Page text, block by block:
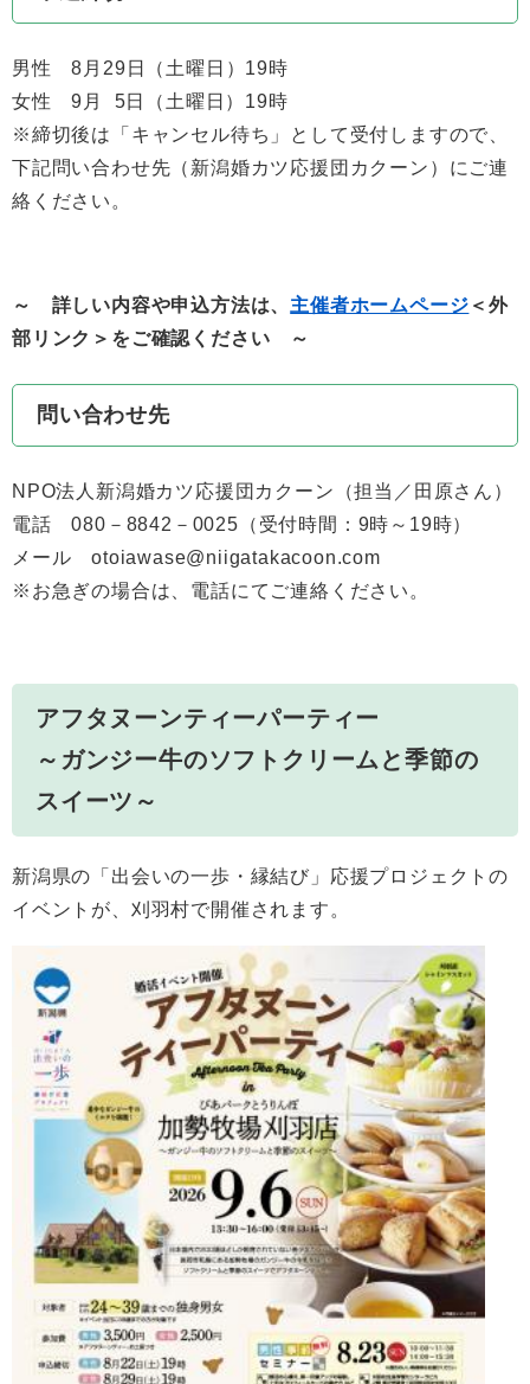
男性 8月29日（土曜日）19時
女性 9月 5日（土曜日）19時
※締切後は「キャンセル待ち」として受付しますので、
下記問い合わせ先（新潟婚カツ応援団カクーン）にご連
絡ください。
～ 詳しい内容や申込方法は、 主催者ホームページ ＜外
部リンク＞ をご確認ください ～
問い合わせ先
​NPO法人新潟婚カツ応援団カクーン（担当／田原さん）
電話 080－8842－0025（受付時間：9時～19時）
メール otoiawase@niigatakacoon.com
※お急ぎの場合は、電話にてご連絡ください。
アフタヌーンティーパーティー
～ガンジー牛のソフトクリームと季節の
スイーツ～
新潟県の「出会いの一歩・縁結び」応援プロジェクトの
イベントが、刈羽村で開催されます。